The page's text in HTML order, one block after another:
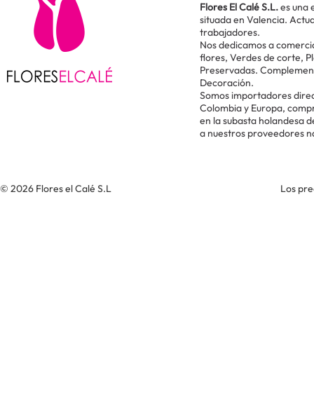
Flores El Calé S.L.es una
situada en Valencia.
trabajadores.
Nos dedicamos a
flores, Verdes de corte,
Preservadas.
Decoración.
Somos importadores
Colombia y Europa,
en la subasta holandesa
a nuestros proveedores
© 2026 Flores el Calé S.L Los